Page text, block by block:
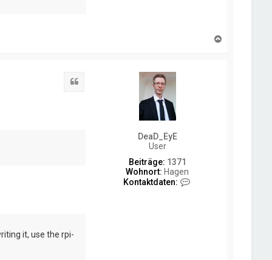
DeaD_EyE
User
Beiträge: 1371
Wohnort: Hagen
Kontaktdaten:
it, use the rpi-